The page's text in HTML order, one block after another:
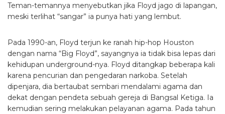
Teman-temannya menyebutkan jika Floyd jago di lapangan,
meski terlihat “sangar” ia punya hati yang lembut.
Pada 1990-an, Floyd terjun ke ranah hip-hop Houston
dengan nama “Big Floyd”, sayangnya ia tidak bisa lepas dari
kehidupan underground-nya. Floyd ditangkap beberapa kali
karena pencurian dan pengedaran narkoba. Setelah
dipenjara, dia bertaubat sembari mendalami agama dan
dekat dengan pendeta sebuah gereja di Bangsal Ketiga. Ia
kemudian sering melakukan pelayanan agama. Pada tahun